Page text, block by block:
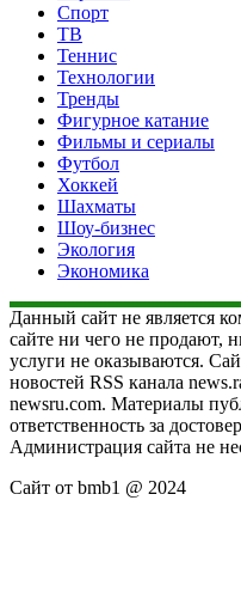
Спорт
ТВ
Теннис
Технологии
Тренды
Фигурное катание
Фильмы и сериалы
Футбол
Хоккей
Шахматы
Шоу-бизнес
Экология
Экономика
Данный сайт не является
сайте ни чего не продают,
услуги не оказываются.
новостей RSS канала
newsru.com. Материалы
ответственность за
Администрация сайта не
Сайт от bmb1 @ 2024